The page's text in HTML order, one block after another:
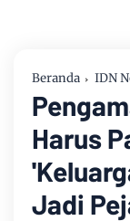
Beranda IDN
Harus
Jadi